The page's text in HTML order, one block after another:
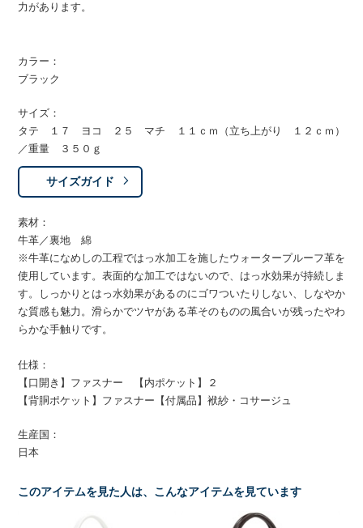
力があります。
カラー：
ブラック
サイズ：
タテ １７ ヨコ ２５ マチ １１ｃｍ（立ち上がり １２ｃｍ）
／重量 ３５０ｇ
サイズガイド
素材：
牛革／裏地 綿
※牛革になめしの工程ではっ水加工を施したウォータープルーフ革を
使用しています。表面的な加工ではないので、はっ水効果が持続しま
す。しっかりとはっ水効果があるのにゴワついたりしない、しなやか
な質感も魅力。滑らかでツヤがある革そのものの風合いが残ったやわ
らかな手触りです。
仕様：
【口開き】ファスナー 【内ポケット】２
【背胴ポケット】ファスナー【付属品】袱紗・コサージュ
生産国：
日本
このアイテムを見た人は、こんなアイテムを見ています